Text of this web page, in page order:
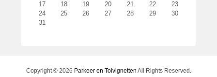
17
18 19 20 21 22
23
24
25 26 27 28 29
30
31
Copyright © 2026 Parkeer en Tolvignetten All Rights Reserved.